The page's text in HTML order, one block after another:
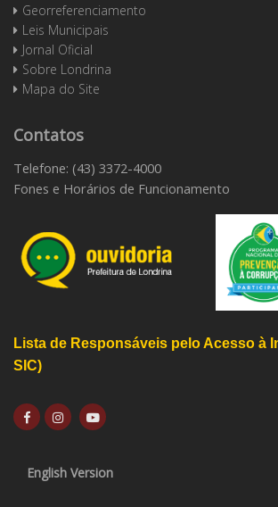
Georreferenciamento
Leis Municipais
Jornal Oficial
Sobre Londrina
Mapa do Site
Contatos
Telefone: (43) 3372-4000
Fones e Horários de Funcionamento
Lista de Responsáveis pelo Acesso à
SIC)
English Version